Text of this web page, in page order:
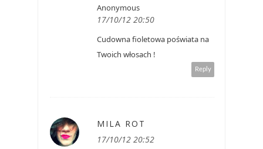
Anonymous
17/10/12 20:50
Cudowna fioletowa poświata na
Twoich włosach !
Reply
MILA ROT
17/10/12 20:52